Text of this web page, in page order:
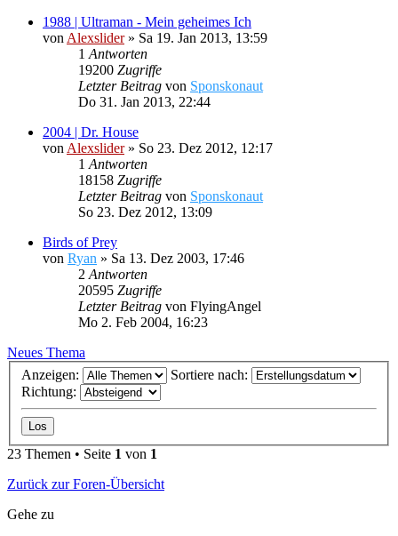
1988 | Ultraman - Mein geheimes Ich
von Alexslider» Sa 19. Jan 2013, 13:59
1 Antworten
19200 Zugriffe
Letzter Beitrag von Sponskonaut
Do 31. Jan 2013, 22:44
2004 | Dr. House
von Alexslider» So 23. Dez 2012, 12:17
1 Antworten
18158 Zugriffe
Letzter Beitrag von Sponskonaut
So 23. Dez 2012, 13:09
Birds of Prey
von Ryan » Sa 13. Dez 2003, 17:46
2 Antworten
20595 Zugriffe
Letzter Beitrag von FlyingAngel
Mo 2. Feb 2004, 16:23
Neues Thema
Anzeigen:
Sortiere nach:
Richtung:
23 Themen • Seite 1 von 1
Zurück zur Foren-Übersicht
Gehe zu